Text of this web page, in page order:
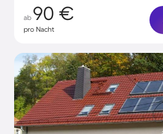
ab 90 €
pro Nacht